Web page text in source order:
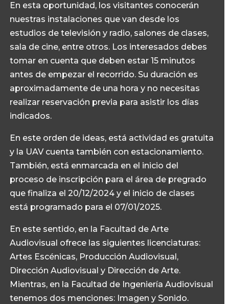
En esta oportunidad, los visitantes conocerán
nuestras instalaciones que van desde los
estudios de televisión y radio, salones de clases,
sala de cine, entre otros. Los interesados debes
tomar en cuenta que deben estar 15 minutos
antes de empezar el recorrido. Su duración es
aproximadamente de una hora y no necesitas
realizar reservación previa para asistir los días
indicados.
En este orden de ideas, está actividad es gratuita
y la UAV cuenta también con estacionamiento.
También, está enmarcada en el inicio del
proceso de inscripción para el área de pregrado
que finaliza el 20/12/2024 y el inicio de clases
está programado para el 07/01/2025.
En este sentido, en la Facultad de Arte
Audiovisual ofrece las siguientes licenciaturas:
Artes Escénicas, Producción Audiovisual,
Dirección Audiovisual y Dirección de Arte.
Mientras, en la Facultad de Ingeniería Audiovisual
tenemos dos menciones: Imagen y Sonido.